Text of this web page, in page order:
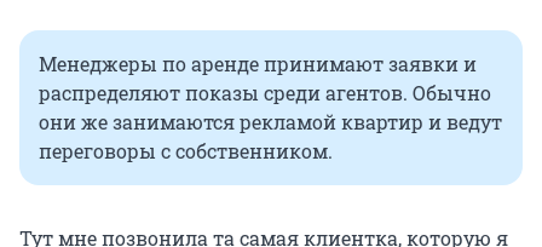
Менеджеры по аренде принимают заявки и
распределяют показы среди агентов. Обычно
они же занимаются рекламой квартир и ведут
переговоры с собственником.
Тут мне позвонила та самая клиентка, которую я